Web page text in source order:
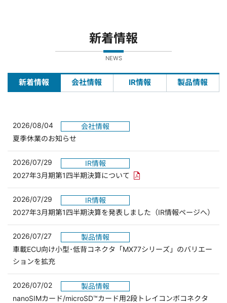
新着情報
NEWS
新着情報 会社情報 IR情報 製品情報
2026/08/04
会社情報
夏季休業のお知らせ
2026/07/29
IR情報
2027年3月期第1四半期決算について PDFリンクを新しいウィンド
2026/07/29
IR情報
2027年3月期第1四半期決算を発表しました（IR情報ページへ）
2026/07/27
製品情報
車載ECU向け小型･低背コネクタ「MX77シリーズ」のバリエー
ションを拡充
2026/07/02
製品情報
nanoSIMカード/microSD™カード用2段トレイコンボコネクタ